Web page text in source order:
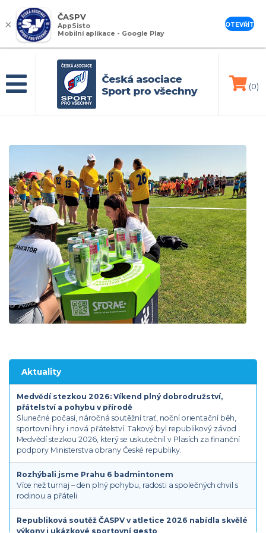
(0)
Aktuality
Medvědí stezkou 2026: Víkend plný dobrodružství,
přátelství a pohybu v přírodě
Slunečné počasí, náročná soutěžní trať, noční orientační běh,
sportovní hry i nová přátelství. Takový byl republikový závod
Medvědí stezkou 2026, který se uskutečnil v Plasích za finanční
podpory Ministerstva obrany České republiky.
Rozhýbali jsme Prahu 6 badmintonem
Více než turnaj – den plný pohybu, radosti a společných chvil s
rodinou a přáteli
Republiková soutěž ČASPV v atletice 2026 nabídla skvělé
výkony i ukázkové sportovní gesto
×
ČASPV
AppSisto
Mobilní aplikace - Google Play
OTEVŘÍT